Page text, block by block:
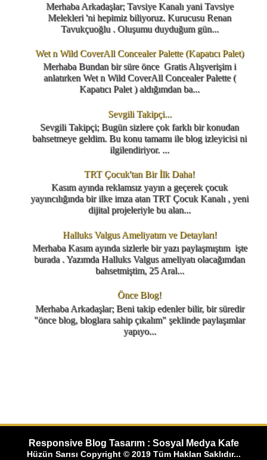
Merhaba Arkadaşlar; Tavsiye Kanalı yani Tavsiye
Melekleri 'ni hepimiz biliyoruz. Kurucusu Renan
Tavukçuoğlu . Oluşumu duyduğum gün...
Wet n Wild CoverAll Concealer Palette (Kapatıcı Palet)
Merhaba Bundan bir süre önce Gratis Alışverişim i
anlatırken Wet n Wild CoverAll Concealer Palette (
Kapatıcı Palet ) aldığımdan ba...
Sevgili Takipçi...
Sevgili Takipçi; Bugün sizlere çok farklı bir konudan
bahsetmeye geldim. Bu konu tamamı ile blog izleyicisi ni
ilgilendiriyor. ...
TRT Çocuk'tan Bir İlk Daha!
Kasım ayında reklamsız yayın a geçerek çocuk
yayıncılığında bir ilke imza atan TRT Çocuk Kanalı , yeni
dijital projeleriyle bu alan...
Halluks Valgus Ameliyatım ve Detayları!
Merhaba Kasım ayında sizlerle bir yazı paylaşmıştım işte
burada . Yazımda Halluks Valgus ameliyatı olacağımdan
bahsetmiştim, 25 Aral...
Önce Blog!
Merhaba Arkadaşlar; Beni takip edenler bilir, bir süredir
"önce blog, bloglara sahip çıkalım" şeklinde paylaşımlar
yapıyo...
Responsive Blog Tasarım : Sosyal Medya Kafe
Hüzün Sarısı Copyright © 2019 Tüm Hakları Saklıdır...